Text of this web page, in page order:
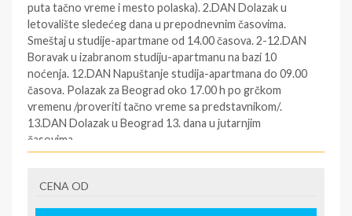
puta tačno vreme i mesto polaska). 2.DAN Dolazak u
letovalište sledećeg dana u prepodnevnim časovima.
Smeštaj u studije-apartmane od 14.00 časova. 2-12.DAN
Boravak u izabranom studiju-apartmanu na bazi 10
noćenja. 12.DAN Napuštanje studija-apartmana do 09.00
časova. Polazak za Beograd oko 17.00 h po grčkom
vremenu /proveriti tačno vreme sa predstavnikom/.
13.DAN Dolazak u Beograd 13. dana u jutarnjim
časovima.
CENA OD